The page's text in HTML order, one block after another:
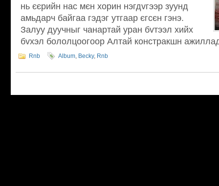
нь єєрийн нас мєн хорин нэгдvгээр зуунд
амьдарч байгаа гэдэг утгаар єгсєн гэнэ.
Залуу дуучныг чанартай уран бvтээл хийх
бvхэл бололцоогоор Алтай констракшн
Rnb Album, Becky, Rnb